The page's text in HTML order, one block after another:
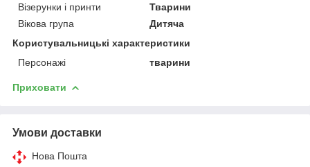
Візерунки і принти
Тварини
Вікова група
Дитяча
Користувальницькі характеристики
Персонажі
тварини
Приховати
Умови доставки
Нова Пошта